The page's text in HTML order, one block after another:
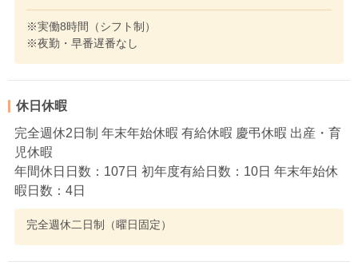
※実働8時間（シフト制）
※夜勤・早番遅番なし
休日休暇
完全週休2日制 年末年始休暇 有給休暇 慶弔休暇 出産・育
児休暇
年間休日日数：107日 初年度有給日数：10日 年末年始休
暇日数：4日
完全週休二日制（曜日固定）